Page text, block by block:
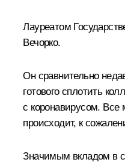
Лауреатом
Вечорко.
Он сравнительно
готового сплотить
с коронавирусом. Все
происходит, к
Значимым вкладом в